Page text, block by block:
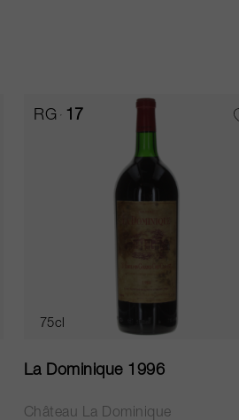
RG 17
75cl
La Dominique 1996
Château La Dominique